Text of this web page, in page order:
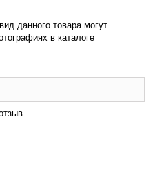
данного товара могут
в каталоге